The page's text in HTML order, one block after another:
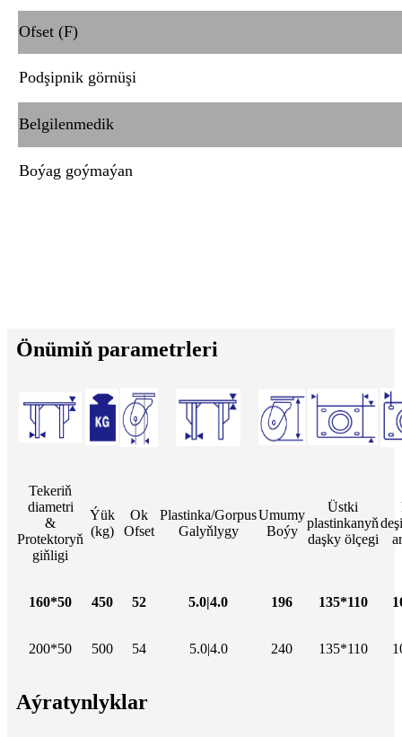
Ofset (F)
Podşipnik görnüşi
Belgilenmedik
Boýag goýmaýan
Önümiň parametrleri
Tekeriň
diametri
&
Protektoryň
giňligi
Ýük
(kg)
Ok
Ofset
Plastinka/Gorpus
Galyňlygy
Umumy
Boýy
Üstki
plastinkanyň
daşky ölçegi
160*50 450 52 5.0|4.0 196 135*110
200*50 500 54 5.0|4.0 240 135*110
Aýratynlyklar